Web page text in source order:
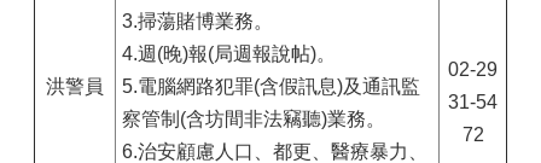
洪警員
3.掃蕩賭博業務。
4.週(晚)報(局週報說帖)。
5.電腦網路犯罪(含假訊息)及通訊監
察管制(含坊間非法竊聽)業務。
6.治安顧慮人口、都更、醫療暴力、
02-29
31-54
72